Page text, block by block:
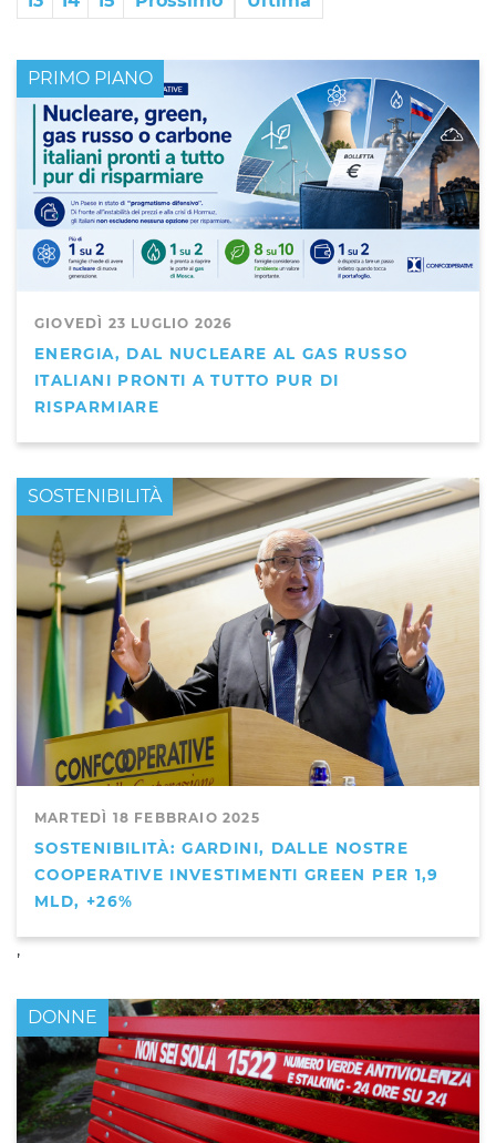
GIOVEDÌ 23 LUGLIO 2026
ENERGIA, DAL NUCLEARE AL GAS RUSSO
ITALIANI PRONTI A TUTTO PUR DI
RISPARMIARE
PRIMO PIANO
MARTEDÌ 18 FEBBRAIO 2025
SOSTENIBILITÀ: GARDINI, DALLE NOSTRE
COOPERATIVE INVESTIMENTI GREEN PER 1,9
MLD, +26%
PRIMO PIANO
,
SOSTENIBILITÀ
DONNE